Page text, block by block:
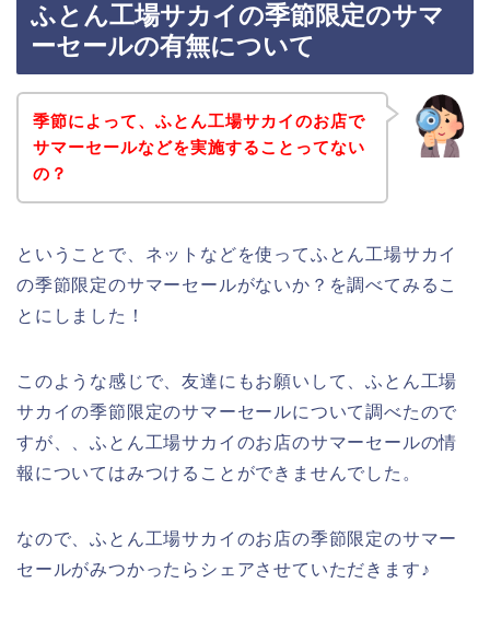
ふとん工場サカイの季節限定のサマ
ーセールの有無について
季節によって、ふとん工場サカイのお店で
サマーセールなどを実施することってない
の？
ということで、ネットなどを使ってふとん工場サカイ
の季節限定のサマーセールがないか？を調べてみるこ
とにしました！
このような感じで、友達にもお願いして、ふとん工場
サカイの季節限定のサマーセールについて調べたので
すが、、ふとん工場サカイのお店のサマーセールの情
報についてはみつけることができませんでした。
なので、ふとん工場サカイのお店の季節限定のサマー
セールがみつかったらシェアさせていただきます♪